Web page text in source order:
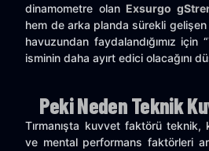
dinamometre olan Exsurgo
hem de arka planda sürekli
havuzundan faydalandığımız için
isminin daha ayırt edici olacağını
Peki Neden Teknik
Tırmanışta kuvvet faktörü teknik,
ve mental performans faktörleri